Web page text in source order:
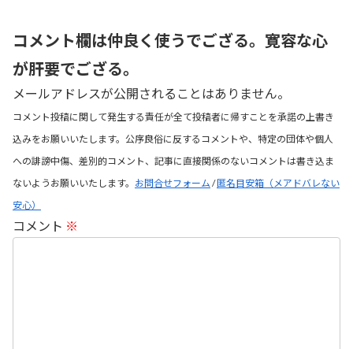
コメント欄は仲良く使うでござる。寛容な心
が肝要でござる。
メールアドレスが公開されることはありません。
コメント投稿に関して発生する責任が全て投稿者に帰すことを承諾の上書き
込みをお願いいたします。公序良俗に反するコメントや、特定の団体や個人
への誹謗中傷、差別的コメント、記事に直接関係のないコメントは書き込ま
ないようお願いいたします。 お問合せフォーム /匿名目安箱（メアドバレない
安心）
コメント ※